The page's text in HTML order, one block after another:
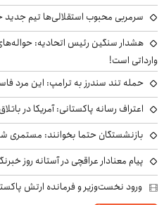
سرمربی محبوب استقلالی‌ها تیم جدید
هشدار سنگین رئیس اتحادیه:
وارداتی است!
حمله تند سندرز به ترامپ: این مرد
اعتراف رسانه پاکستانی: آمریکا در
بازنشستگان حتما بخوانند:
پیام معنادار عراقچی در آستانه روز
ورود نخست‌وزیر و فرمانده ارتش